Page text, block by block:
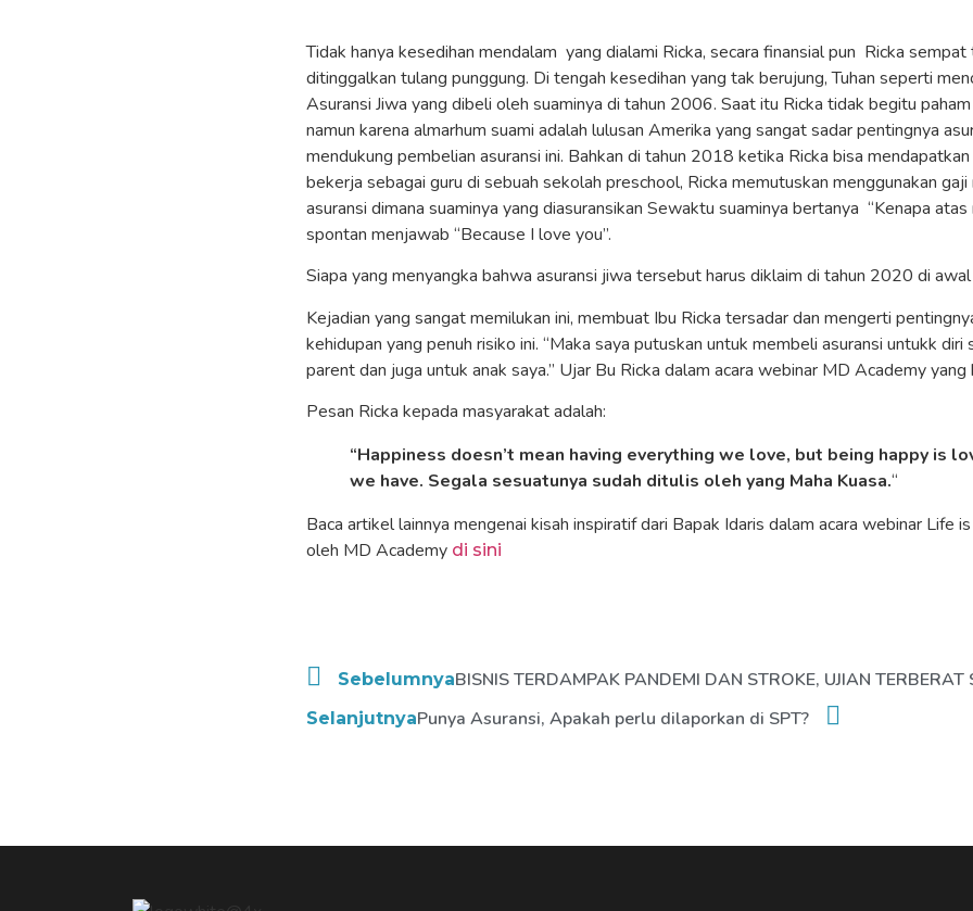
Tidak hanya kesedihan mendalam yang dialami Ricka, secara finansial pun Ricka
ditinggalkan tulang punggung. Di tengah kesedihan yang tak berujung, Tuhan seperti
Asuransi Jiwa yang dibeli oleh suaminya di tahun 2006. Saat itu Ricka tidak begitu
namun karena almarhum suami adalah lulusan Amerika yang sangat sadar pentingnya
mendukung pembelian asuransi ini. Bahkan di tahun 2018 ketika Ricka bisa
bekerja sebagai guru di sebuah sekolah preschool, Ricka memutuskan menggunakan
asuransi dimana suaminya yang diasuransikan Sewaktu suaminya bertanya “Kenapa atas
spontan menjawab “Because I love you”.
Siapa yang menyangka bahwa asuransi jiwa tersebut harus diklaim di tahun 2020 di
Kejadian yang sangat memilukan ini, membuat Ibu Ricka tersadar dan mengerti
kehidupan yang penuh risiko ini. “Maka saya putuskan untuk membeli asuransi untukk diri
parent dan juga untuk anak saya.” Ujar Bu Ricka dalam acara webinar MD Academy
Pesan Ricka kepada masyarakat adalah:
“Happiness doesn’t mean having everything we love, but being happy is
we have. Segala sesuatunya sudah ditulis oleh yang Maha Kuasa.“
Baca artikel lainnya mengenai kisah inspiratif dari Bapak Idaris dalam acara webinar Life
oleh MD Academy di sini
SebelumnyaBISNIS TERDAMPAK PANDEMI DAN STROKE, UJIAN TERBERAT
SelanjutnyaPunya Asuransi, Apakah perlu dilaporkan di SPT?